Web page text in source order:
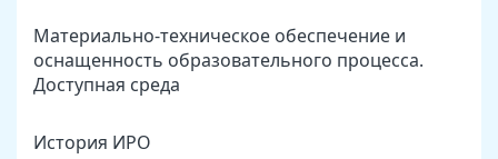
Материально-техническое обеспечение и
оснащенность образовательного процесса.
Доступная среда
История ИРО